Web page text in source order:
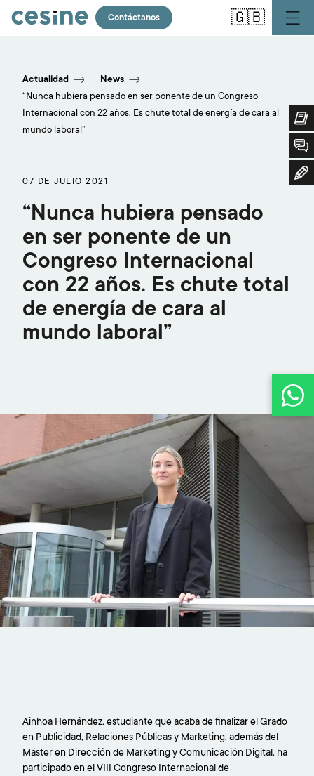
contenido
Contáctanos 🇬🇧
Actualidad
News
“Nunca hubiera pensado en ser ponente de un Congreso
Internacional con 22 años. Es chute total de energía de cara al
mundo laboral”
07 DE JULIO 2021
“Nunca hubiera pensado
en ser ponente de un
Congreso Internacional
con 22 años. Es chute total
de energía de cara al
mundo laboral”
Ainhoa Hernández, estudiante que acaba de finalizar el Grado
en Publicidad, Relaciones Públicas y Marketing, además del
Máster en Dirección de Marketing y Comunicación Digital, ha
participado en el VIII Congreso Internacional de